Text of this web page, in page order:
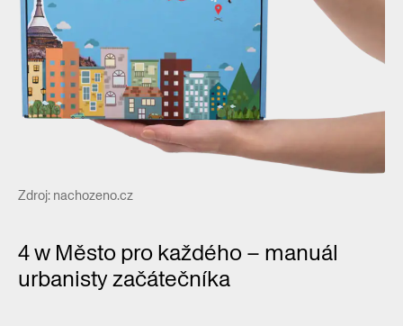
Zdroj: nachozeno.cz
4 w Město pro každého – manuál
urbanisty začátečníka